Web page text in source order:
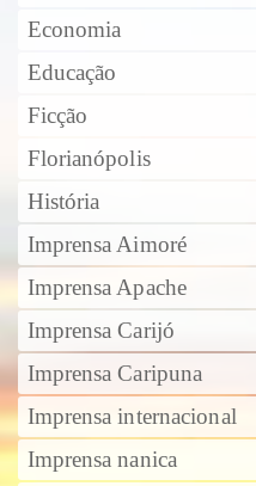
Economia
Educação
Ficção
Florianópolis
História
Imprensa Aimoré
Imprensa Apache
Imprensa Carijó
Imprensa Caripuna
Imprensa internacional
Imprensa nanica